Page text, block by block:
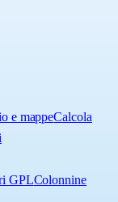
e mappeCalcola
GPLColonnine